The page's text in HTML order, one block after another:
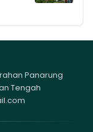
Panarung
Tengah